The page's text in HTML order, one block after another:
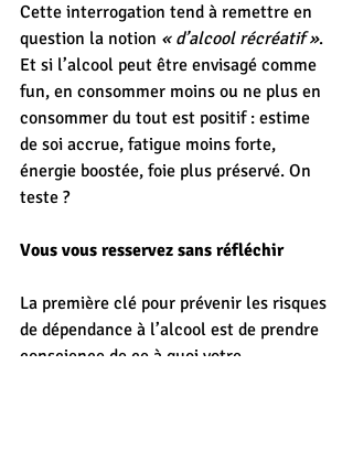
Cette interrogation tend à remettre en
question la notion « d’alcool récréatif ».
Et si l’alcool peut être envisagé comme
fun, en consommer moins ou ne plus en
consommer du tout est positif : estime
de soi accrue, fatigue moins forte,
énergie boostée, foie plus préservé. On
teste ?
Vous vous resservez sans réfléchir
La première clé pour prévenir les risques
de dépendance à l’alcool est de prendre
conscience de ce à quoi votre